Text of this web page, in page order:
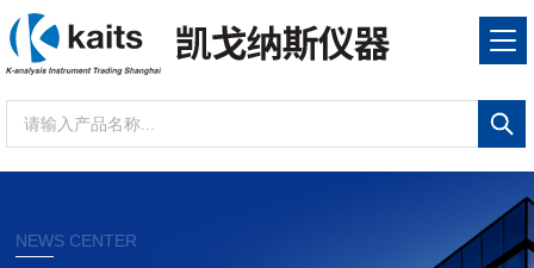
NEWS CENTER